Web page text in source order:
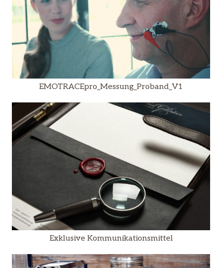
EMOTRACEpro_Messung_Proband_V1
Exklusive Kommunikationsmittel